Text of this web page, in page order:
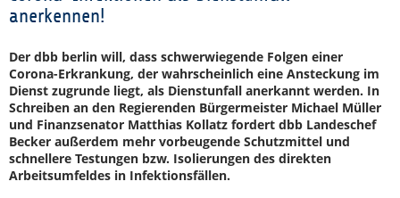
anerkennen!
Der dbb berlin will, dass schwerwiegende Folgen einer
Corona-Erkrankung, der wahrscheinlich eine Ansteckung im
Dienst zugrunde liegt, als Dienstunfall anerkannt werden. In
Schreiben an den Regierenden Bürgermeister Michael Müller
und Finanzsenator Matthias Kollatz fordert dbb Landeschef
Becker außerdem mehr vorbeugende Schutzmittel und
schnellere Testungen bzw. Isolierungen des direkten
Arbeitsumfeldes in Infektionsfällen.